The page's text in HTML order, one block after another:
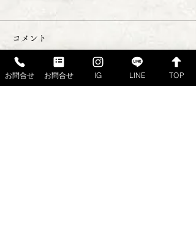
さばきや日記 ２８編目
コメント
コメントを追加…
お問合せ お問合せ IG LINE TOP